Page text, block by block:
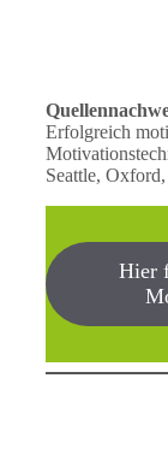
Erfolgreich
Seattle,
Hier